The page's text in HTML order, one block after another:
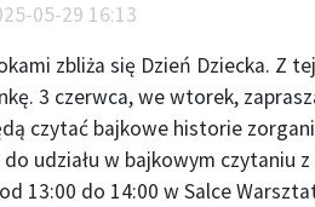
05-29 16:13
zbliża się Dzień Dziecka. Z
3 czerwca, we wtorek,
czytać bajkowe historie
do udziału w bajkowym czytaniu
13:00 do 14:00 w Salce